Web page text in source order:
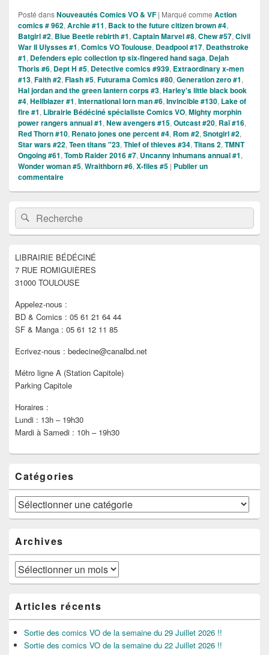
Posté dansNouveautés Comics VO & VF | Marqué comme Action
comics # 962, Archie #11, Back to the future citizen brown #4,
Batgirl #2, Blue Beetle rebirth #1, Captain Marvel #8, Chew #57, Civil
War II Ulysses #1, Comics VO Toulouse, Deadpool #17, Deathstroke
#1, Defenders epic collection tp six-fingered hand saga, Dejah
Thoris #6, Dept H #5, Detective comics #939, Extraordinary x-men
#13, Faith #2, Flash #5, Futurama Comics #80, Generation zero #1,
Hal jordan and the green lantern corps #3, Harley's little black book
#4, Hellblazer #1, International Iorn man #6, Invincible #130, Lake of
fire #1, Librairie Bédéciné spécialiste Comics VO, Mighty morphin
power rangers annual #1, New avengers #15, Outcast #20, Raï #16,
Red Thorn #10, Renato jones one percent #4, Rom #2, Snotgirl #2,
Star wars #22, Teen titans "23, Thief of thieves #34, Titans 2, TMNT
Ongoing #61, Tomb Raider 2016 #7, Uncanny inhumans annual #1,
Wonder woman #5, Wraithborn #6, X-files #5 | Publier un
commentaire
Zone
principale
de
widget
barre
latérale
Recherche :Rechercher
LIBRAIRIE BÉDÉCINÉ
7 RUE ROMIGUIÈRES
31000 TOULOUSE
Appelez-nous :
BD & Comics : 05 61 21 64 44
SF & Manga : 05 61 12 11 85
Ecrivez-nous : bedecine@canalbd.net
Métro ligne A (Station Capitole)
Parking Capitole
Horaires :
Lundi : 13h – 19h30
Mardi à Samedi : 10h – 19h30
Catégories
Catégories
Archives
Archives
Articles récents
Sortie des comics VO de la semaine du 29 Juillet 2026 !!
Sortie des comics VO de la semaine du 22 Juillet 2026 !!